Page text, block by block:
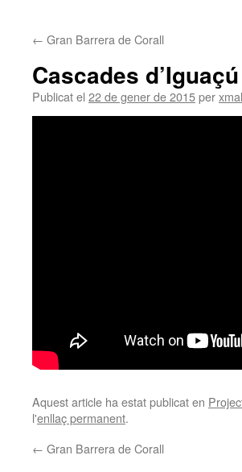
← Gran Barrera de Corall
Cascades d’Iguaçú
Publicat el 22 de gener de 2015per
Aquest article ha estat publicat en
l'enllaç permanent.
← Gran Barrera de Corall